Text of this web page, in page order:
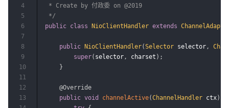
* Create by 付政委 on @2019
*/
public class NioClientHandler extends
public NioClientHandler(Selector selector ,
super( selector , charset ) ;
}
@Override
public void channelActive(ChannelHandler ctx)
4
5
6
7
8
9
10
11
12
13